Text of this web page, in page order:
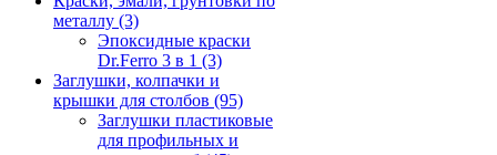
металлу (3)
Эпоксидные краски
Dr.Ferro 3 в 1 (3)
Заглушки, колпачки и
крышки для столбов (95)
Заглушки пластиковые
для профильных и